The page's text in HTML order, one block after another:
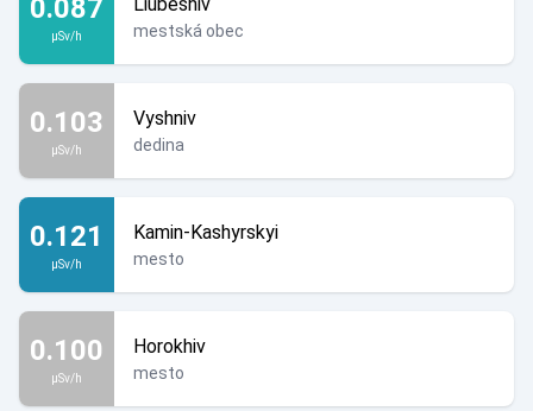
0.087
µSv/h mestská obec
0.103
µSv/h
Vyshniv
dedina
0.121
µSv/h
Kamin-Kashyrskyi
mesto
0.100
µSv/h
Horokhiv
mesto